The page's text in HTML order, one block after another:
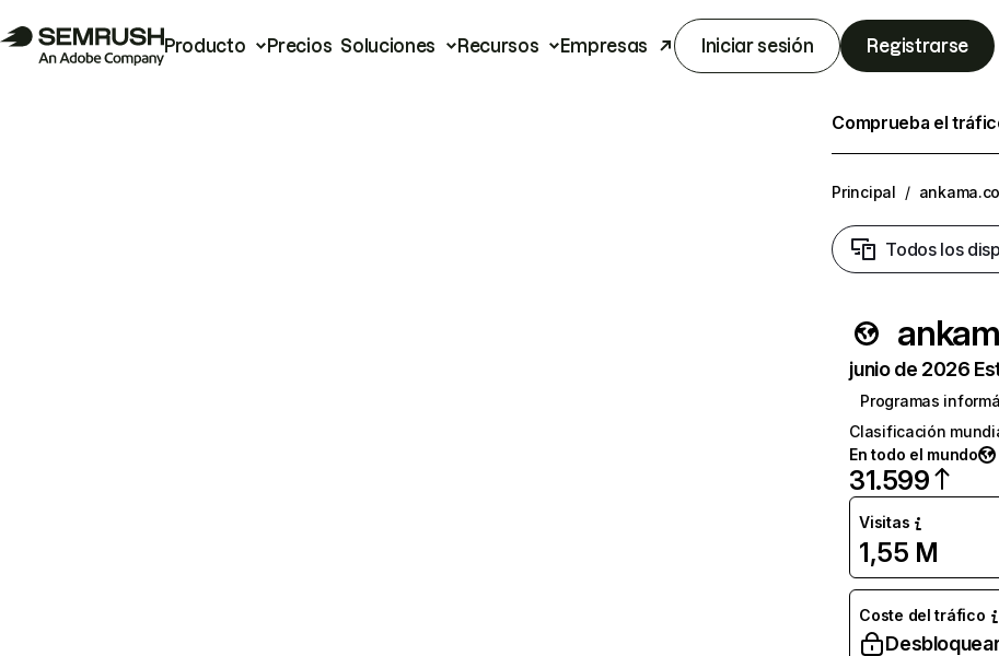
Producto Precios Soluciones Recursos Empresas Iniciar sesión Registrarse
Comprueba el
Principal /
Todos los
junio de 2026
Programas
Clasificación
En todo el mundo
31.599
Visitas
1,55 M
Coste del tráfico